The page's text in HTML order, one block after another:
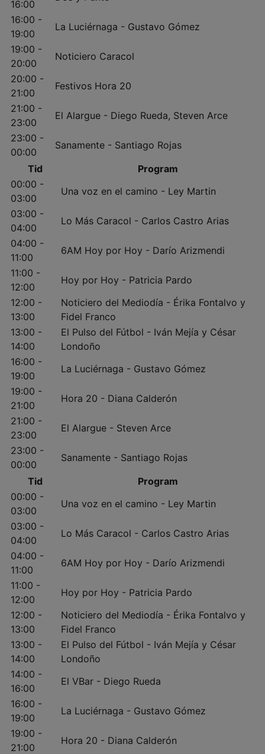
16:00
16:00 -
19:00
La Luciérnaga - Gustavo Gómez
19:00 -
20:00
Noticiero Caracol
20:00 -
21:00
Festivos Hora 20
21:00 -
23:00
El Alargue - Diego Rueda, Steven Arce
23:00 -
00:00
Sanamente - Santiago Rojas
Tid
Program
00:00 -
03:00
Una voz en el camino - Ley Martin
03:00 -
04:00
Lo Más Caracol - Carlos Castro Arias
04:00 -
11:00
6AM Hoy por Hoy - Darío Arizmendi
11:00 -
12:00
Hoy por Hoy - Patricia Pardo
12:00 -
13:00
Noticiero del Mediodía - Érika Fontalvo y
Fidel Franco
13:00 -
14:00
El Pulso del Fútbol - Iván Mejía y César
Londoño
16:00 -
19:00
La Luciérnaga - Gustavo Gómez
19:00 -
21:00
Hora 20 - Diana Calderón
21:00 -
23:00
El Alargue - Steven Arce
23:00 -
00:00
Sanamente - Santiago Rojas
Tid
Program
00:00 -
03:00
Una voz en el camino - Ley Martin
03:00 -
04:00
Lo Más Caracol - Carlos Castro Arias
04:00 -
11:00
6AM Hoy por Hoy - Darío Arizmendi
11:00 -
12:00
Hoy por Hoy - Patricia Pardo
12:00 -
13:00
Noticiero del Mediodía - Érika Fontalvo y
Fidel Franco
13:00 -
14:00
El Pulso del Fútbol - Iván Mejía y César
Londoño
14:00 -
16:00
El VBar - Diego Rueda
16:00 -
19:00
La Luciérnaga - Gustavo Gómez
19:00 -
21:00
Hora 20 - Diana Calderón